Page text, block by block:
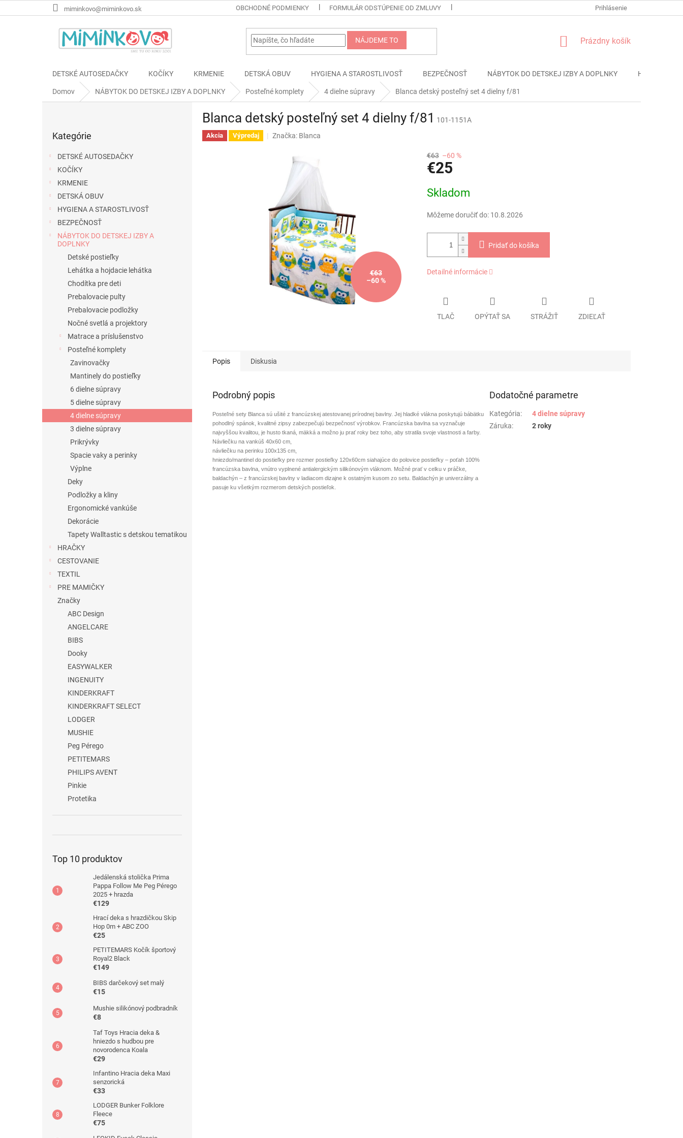
na
miminkovo@miminkovo.sk OBCHODNÉ PODMIENKY FORMULÁR ODSTÚPENIE OD ZMLUVY PODMIENKY OCHRANY OSOBNÝCH
Prihlásenie
NÁJDEME TO
NÁKUPNÝ
Prázdny košík
DETSKÉ AUTOSEDAČKY KOČÍKY KRMENIE DETSKÁ OBUV HYGIENA A STAROSTLIVOSŤ BEZPEČNOSŤ NÁBYTOK DO DETSKEJ IZBY A DOPLNKY HRAČKY
Domov NÁBYTOK DO DETSKEJ IZBY A DOPLNKY Posteľné komplety 4 dielne súpravy Blanca detský posteľný set 4 dielny f/81
kategórie
Kategórie
DETSKÉ AUTOSEDAČKY
KOČÍKY
KRMENIE
DETSKÁ OBUV
HYGIENA A STAROSTLIVOSŤ
BEZPEČNOSŤ
NÁBYTOK DO DETSKEJ IZBY A
DOPLNKY
Detské postieľky
Lehátka a hojdacie lehátka
Chodítka pre deti
Prebalovacie pulty
Prebalovacie podložky
Nočné svetlá a projektory
Matrace a príslušenstvo
Posteľné komplety
Zavinovačky
Mantinely do postieľky
6 dielne súpravy
5 dielne súpravy
4 dielne súpravy
3 dielne súpravy
Prikrývky
Spacie vaky a perinky
Výplne
Deky
Podložky a kliny
Ergonomické vankúše
Dekorácie
Tapety Walltastic s detskou tematikou
HRAČKY
CESTOVANIE
TEXTIL
PRE MAMIČKY
Značky
ABC Design
ANGELCARE
BIBS
Dooky
EASYWALKER
INGENUITY
KINDERKRAFT
KINDERKRAFT SELECT
LODGER
MUSHIE
Peg Pérego
PETITEMARS
PHILIPS AVENT
Pinkie
Protetika
Top 10 produktov
Jedálenská stolička Prima
Pappa Follow Me Peg Pérego
2025 + hrazda
€129
Hrací deka s hrazdičkou Skip
Hop 0m + ABC ZOO
€25
PETITEMARS Kočík športový
Royal2 Black
€149
BIBS darčekový set malý
€15
Mushie silikónový podbradník
€8
Taf Toys Hracia deka &
hniezdo s hudbou pre
novorodenca Koala
€29
Infantino Hracia deka Maxi
senzorická
€33
LODGER Bunker Folklore
Fleece
€75
Blanca detský posteľný set 4 dielny f/81 101-1151A
Akcia Výpredaj Značka: Blanca
€63
–60 %
€63 –60 %
€25
cena:
Skladom
Môžeme doručiť do: 10.8.2026
Pridať do košíka
Detailné informácie
TLAČ OPÝTAŤ SA STRÁŽIŤ ZDIEĽAŤ
Popis Diskusia
Podrobný popis
Posteľné sety Blanca sú ušité z francúzskej atestovanej prírodnej bavlny. Jej hladké vlákna poskytujú bábätku
pohodlný spánok, kvalitné zipsy zabezpečujú bezpečnosť výrobkov. Francúzska bavlna sa vyznačuje
najvyššou kvalitou, je husto tkaná, mäkká a možno ju prať roky bez toho, aby stratila svoje vlastnosti a farby.
Návliečku na vankúš 40x60 cm,
návliečku na perinku 100x135 cm,
hniezdo/mantinel do postieľky pre rozmer postieľky 120x60cm siahajúce do polovice postieľky – poťah 100%
francúzska bavlna, vnútro vyplnené antialergickým silikónovým vláknom. Možné prať v celku v práčke,
baldachýn – z francúzskej bavlny v ladiacom dizajne k ostatným kusom zo setu. Baldachýn je univerzálny a
pasuje ku všetkým rozmerom detských postieľok.
Dodatočné parametre
Kategória:
4 dielne súpravy
Záruka: 2 roky